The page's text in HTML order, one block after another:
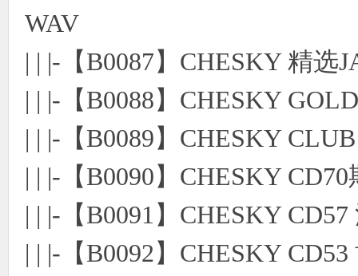
WAV
| | |-【B0087】CHESKY 精选
| | |-【B0088】CHESKY
| | |-【B0089】CHESKY
| | |-【B0090】CHESKY
| | |-【B0091】CHESKY
| | |-【B0092】CHESKY